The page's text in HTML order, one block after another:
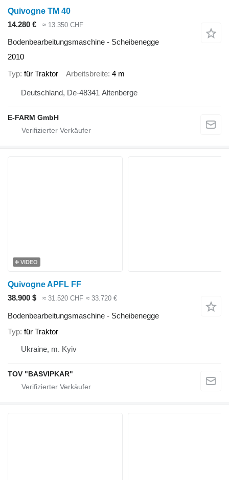
Quivogne TM 40
14.280 €
≈ 13.350 CHF
Bodenbearbeitungsmaschine - Scheibenegge
2010
Typ für Traktor Arbeitsbreite 4 m
Deutschland, De-48341 Altenberge
E-FARM GmbH
VIDEO
Quivogne APFL FF
38.900 $
≈ 31.520 CHF ≈ 33.720 €
Bodenbearbeitungsmaschine - Scheibenegge
Typ für Traktor
Ukraine, m. Kyiv
TOV "BASVIPKAR"